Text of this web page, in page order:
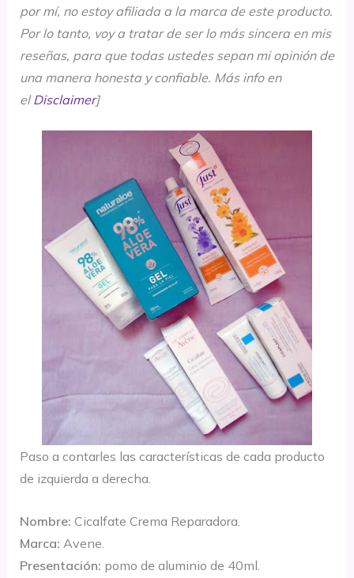
por mí, no estoy afiliada a la marca de este producto.
Por lo tanto, voy a tratar de ser lo más sincera en mis
reseñas, para que todas ustedes sepan mi opinión de
una manera honesta y confiable. Más info en
elDisclaimer]
Paso a contarles las características de cada producto
de izquierda a derecha.
Nombre: Cicalfate Crema Reparadora.
Marca: Avene.
Presentación: pomo de aluminio de 40ml.